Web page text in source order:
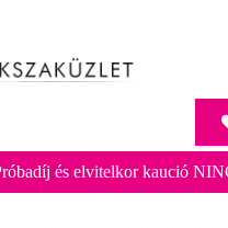
és elvitelkor kaució